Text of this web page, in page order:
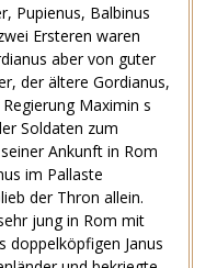
Pupienus, Balbinus
Ersteren waren
aber von guter
der ältere Gordianus,
Maximin s
Soldaten zum
Ankunft in Rom
im Pallaste
der Thron allein.
jung in Rom mit
doppelköpfigen Janus